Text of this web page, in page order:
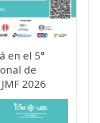
en el 5°
de
2026